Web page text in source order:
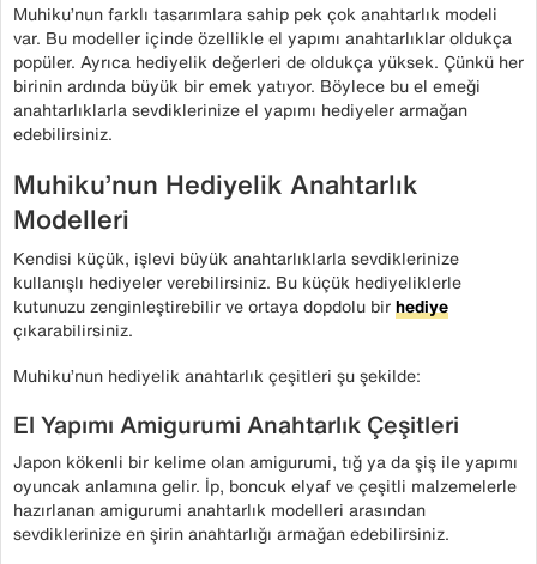
Muhiku’nun farklı tasarımlara sahip pek çok anahtarlık modeli
var. Bu modeller içinde özellikle el yapımı anahtarlıklar oldukça
popüler. Ayrıca hediyelik değerleri de oldukça yüksek. Çünkü her
birinin ardında büyük bir emek yatıyor. Böylece bu el emeği
anahtarlıklarla sevdiklerinize el yapımı hediyeler armağan
edebilirsiniz.
Muhiku’nun Hediyelik Anahtarlık
Modelleri
Kendisi küçük, işlevi büyük anahtarlıklarla sevdiklerinize
kullanışlı hediyeler verebilirsiniz. Bu küçük hediyeliklerle
kutunuzu zenginleştirebilir ve ortaya dopdolu birhediye
çıkarabilirsiniz.
Muhiku’nun hediyelik anahtarlık çeşitleri şu şekilde:
El Yapımı Amigurumi Anahtarlık Çeşitleri
Japon kökenli bir kelime olan amigurumi, tığ ya da şiş ile yapımı
oyuncak anlamına gelir. İp, boncuk elyaf ve çeşitli malzemelerle
hazırlanan amigurumi anahtarlık modelleri arasından
sevdiklerinize en şirin anahtarlığı armağan edebilirsiniz.